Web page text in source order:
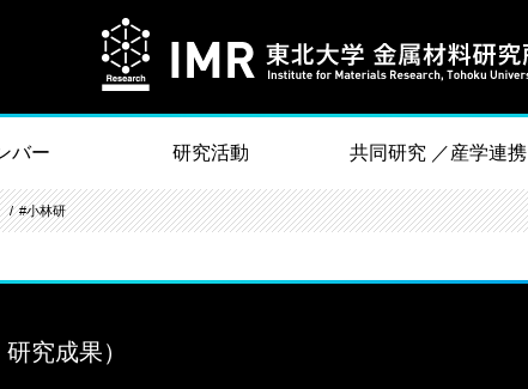
バー 研究活動 共同研究 ／産学連携
#小林研
究成果）